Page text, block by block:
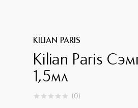
KILIAN PARIS
Kilian Paris
1,5мл
0из 0 (0)